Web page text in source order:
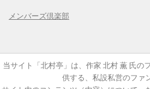
メンバーズ倶楽部
当サイト「北村亭」は、作家 北村 薫 氏の
供する、私設私営のファ